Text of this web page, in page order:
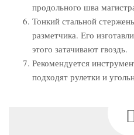
продольного шва
Тонкий стальной
разметчика. Его
этого затачивают гвоздь.
Рекомендуется
подходят рулетки и